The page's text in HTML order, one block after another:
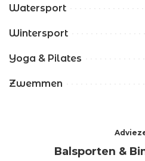
Watersport
Wintersport
Yoga & Pilates
Zwemmen
Balsporten &